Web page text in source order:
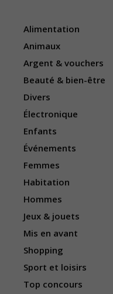
Alimentation
Animaux
Argent & vouchers
Beauté & bien-être
Divers
Électronique
Enfants
Événements
Femmes
Habitation
Hommes
Jeux & jouets
Mis en avant
Shopping
Sport et loisirs
Top concours